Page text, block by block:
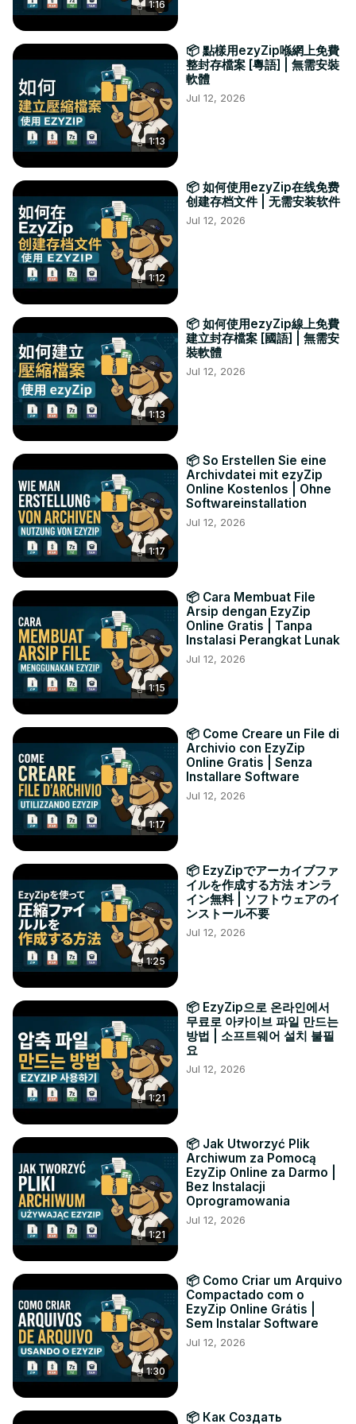
1:16
1:13
📦 點樣用ezyZip喺網上免費
整封存檔案 [粵語] | 無需安裝
軟體
Jul 12, 2026
1:12
📦 如何使用ezyZip在线免费
创建存档文件 | 无需安装软件
Jul 12, 2026
1:13
📦 如何使用ezyZip線上免費
建立封存檔案 [國語] | 無需安
裝軟體
Jul 12, 2026
1:17
📦 So Erstellen Sie eine
Archivdatei mit ezyZip
Online Kostenlos | Ohne
Softwareinstallation
Jul 12, 2026
1:15
📦 Cara Membuat File
Arsip dengan EzyZip
Online Gratis | Tanpa
Instalasi Perangkat Lunak
Jul 12, 2026
1:17
📦 Come Creare un File di
Archivio con EzyZip
Online Gratis | Senza
Installare Software
Jul 12, 2026
1:25
📦 EzyZipでアーカイブファ
イルを作成する方法 オンラ
イン無料 | ソフトウェアのイ
ンストール不要
Jul 12, 2026
1:21
📦 EzyZip으로 온라인에서
무료로 아카이브 파일 만드는
방법 | 소프트웨어 설치 불필
요
Jul 12, 2026
1:21
📦 Jak Utworzyć Plik
Archiwum za Pomocą
EzyZip Online za Darmo |
Bez Instalacji
Oprogramowania
Jul 12, 2026
1:30
📦 Como Criar um Arquivo
Compactado com o
EzyZip Online Grátis |
Sem Instalar Software
Jul 12, 2026
📦 Как Создать